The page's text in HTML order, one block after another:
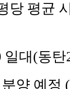
당 평균
일대(동
양 예